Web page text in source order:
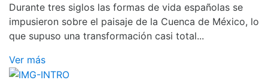
Durante tres siglos las formas de vida españolas se
impusieron sobre el paisaje de la Cuenca de México, lo
que supuso una transformación casi total...
Ver más